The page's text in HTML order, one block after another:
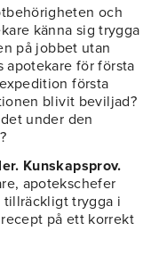
och
känna sig trygga
på jobbet utan
apotekare för första
första
blivit beviljad?
under den
Kunskapsprov.
apotekschefer
tillräckligt trygga i
på ett korrekt